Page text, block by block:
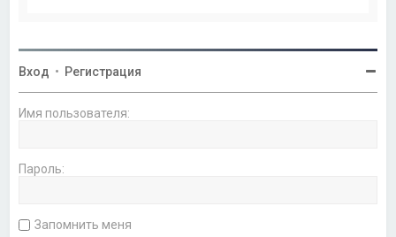
Вход • Регистрация
Имя пользователя:
Пароль:
Запомнить меня